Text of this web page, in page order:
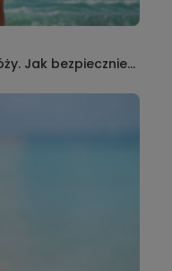
Jak bezpiecznie
podręcznym i nie